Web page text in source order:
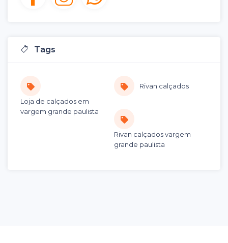
Tags
Loja de calçados em
vargem grande paulista
Rivan calçados
Rivan calçados vargem
grande paulista